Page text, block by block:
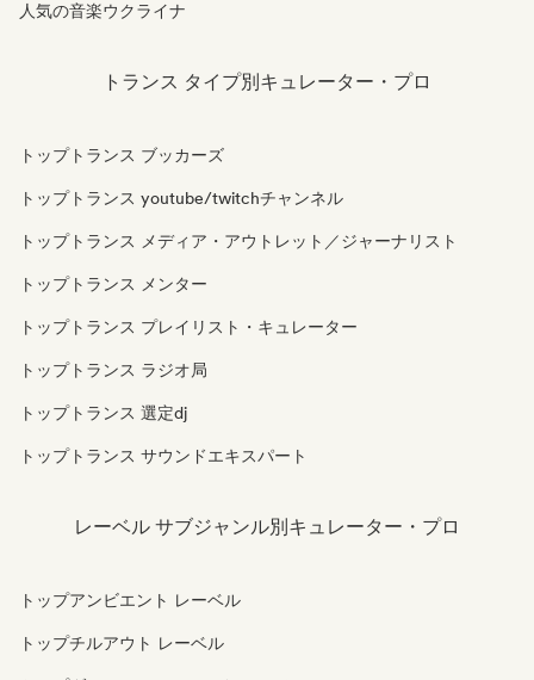
人気の音楽ウクライナ
トランス タイプ別キュレーター・プロ
トップトランス ブッカーズ
トップトランス youtube/twitchチャンネル
トップトランス メディア・アウトレット／ジャーナリスト
トップトランス メンター
トップトランス プレイリスト・キュレーター
トップトランス ラジオ局
トップトランス 選定dj
トップトランス サウンドエキスパート
レーベル サブジャンル別キュレーター・プロ
トップアンビエント レーベル
トップチルアウト レーベル